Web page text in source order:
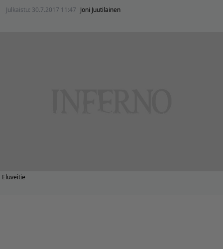
Julkaistu: 30.7.2017 11:47 Joni Juutilainen
Eluveitie